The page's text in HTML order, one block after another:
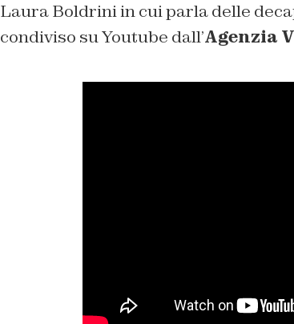
Laura Boldrini in cui parla delle
condiviso su Youtube dall’Agenzia